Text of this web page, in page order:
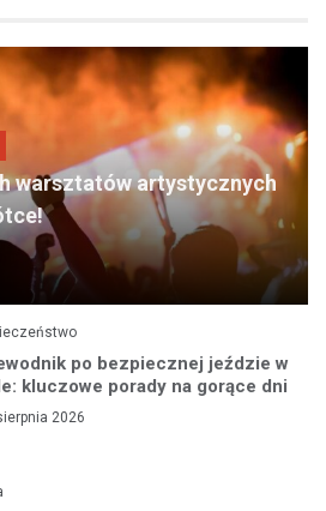
warsztatów artystycznych
po bezpiecznej jeździe w
kluczowe porady na gorące dni
2026